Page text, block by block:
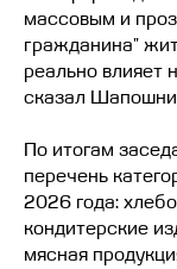
массовым и
гражданина"
реально влияет
сказал
По итогам
перечень
2026 года:
кондитерские
мясная